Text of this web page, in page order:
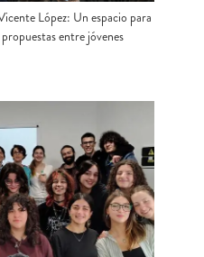
López: Un espacio para
entre jóvenes